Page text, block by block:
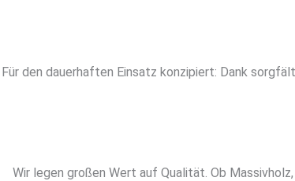
Für den dauerhaften Einsatz konzipiert: Dank
Wir legen großen Wert auf Qualität. Ob